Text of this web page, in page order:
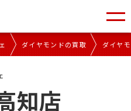
ダイヤモンドの買取 ダイヤ
知店